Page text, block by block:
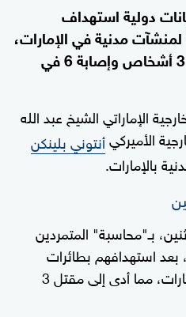
دولية استهداف
لمنشآت مدنية في الإمارات،
الإثنين، مما أدى إلى مقتل 3 أشخاص وإصابة 6 في
الإماراتي الشيخ عبد الله
الأميركيأنتوني بلينكن
بالإمارات.
بـ"محاسبة" المتمردين
بعد استهدافهم بطائرات
مسيرة منشآت مدنية في الإمارات، مما أدى إلى مقتل 3